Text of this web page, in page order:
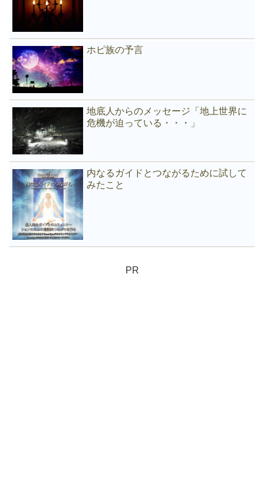
ホピ族の予言
地底人からのメッセージ「地上世界に
危機が迫っている・・・」
内なるガイドとつながるために試して
みたこと
PR